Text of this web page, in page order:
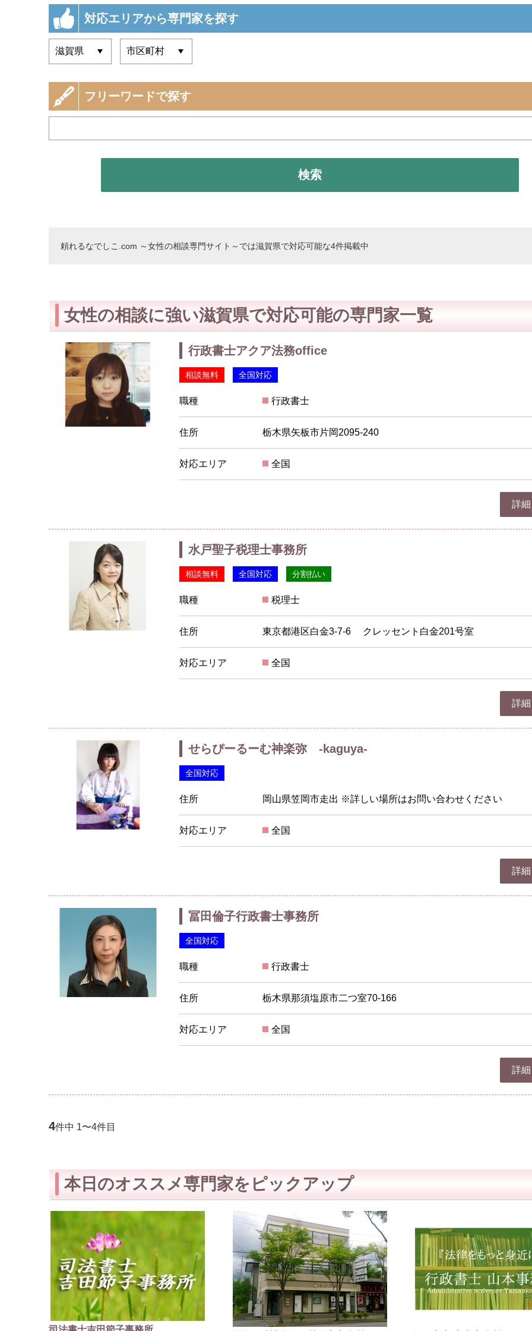
対応エリアから専門家を探す
フリーワードで探す
検索
頼れるなでしこ.com ～女性の相談専門サイト～では滋賀県で対応可能な4件掲載中
女性の相談に強い滋賀県で対応可能の専門家一覧
行政書士アクア法務office
相談無料 全国対応
職種 行政書士
住所 栃木県矢板市片岡2095-240
対応エリア 全国
詳
水戸聖子税理士事務所
相談無料 全国対応 分割払い
職種 税理士
住所 東京都港区白金3-7-6 クレッセント白金201号室
対応エリア 全国
詳
せらぴーるーむ神楽弥 -kaguya-
全国対応
住所 岡山県笠岡市走出 ※詳しい場所はお問い合わせください
対応エリア 全国
詳
冨田倫子行政書士事務所
全国対応
職種 行政書士
住所 栃木県那須塩原市二つ室70-166
対応エリア 全国
詳
4件中 1〜4件目
本日のオススメ専門家をピックアップ